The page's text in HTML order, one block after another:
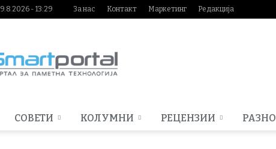
9.8.2026 - 13:29 За нас Контакт Маркетинг Редакција
СОВЕТИ КОЛУМНИ РЕЦЕНЗИИ РАЗНО